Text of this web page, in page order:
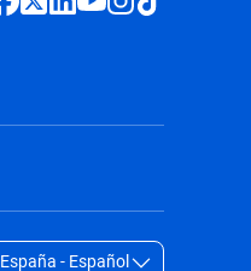
España - Español